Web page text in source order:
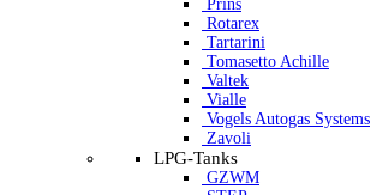
Prins
Rotarex
Tartarini
Tomasetto Achille
Valtek
Vialle
Vogels Autogas Systems
Zavoli
LPG-Tanks
GZWM